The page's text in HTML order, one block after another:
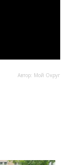
Автор: Мой Округ